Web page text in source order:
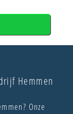
Hemmen
Onze